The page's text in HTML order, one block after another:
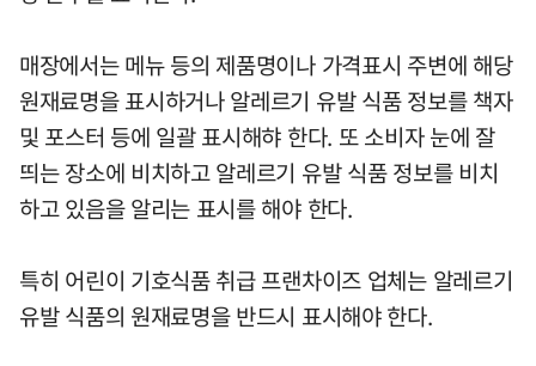
매장에서는 메뉴 등의 제품명이나 가격표시 주변에 해당
원재료명을 표시하거나 알레르기 유발 식품 정보를 책자
및 포스터 등에 일괄 표시해햐 한다. 또 소비자 눈에 잘
띄는 장소에 비치하고 알레르기 유발 식품 정보를 비치
하고 있음을 알리는 표시를 해야 한다.
특히 어린이 기호식품 취급 프랜차이즈 업체는 알레르기
유발 식품의 원재료명을 반드시 표시해야 한다.